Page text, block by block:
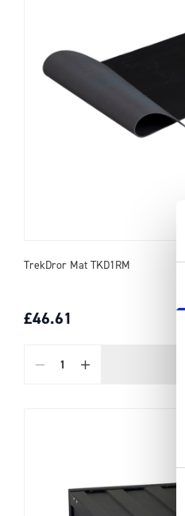
TrekDror Mat TKD1RM
£46.61
Quantity